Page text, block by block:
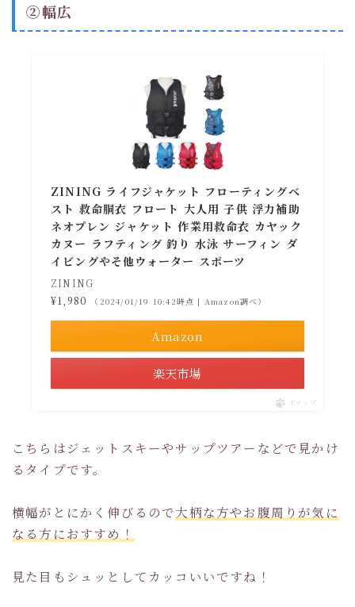
②幅広
ZINING ライフジャケット フローティングベ
スト 救命胴衣 フロート 大人用 子供 浮力補助
ネオプレン ジャケット 作業用救命衣 カヤック
カヌー ラフティング 釣り 水泳 サーフィン ダ
イビングやそ他ウォーター スポーツ
ZINING
¥1,980
（2024/01/19 10:42時点 | Amazon調べ）
Amazon
楽天市場
ポチップ
こちらはジェットスキーやサップツアーなどで見かけ
るタイプです。
横幅がとにかく伸びるので大柄な方やお腹周りが気に
なる方におすすめ！
見た目もシュッとしてカッコいいですね！